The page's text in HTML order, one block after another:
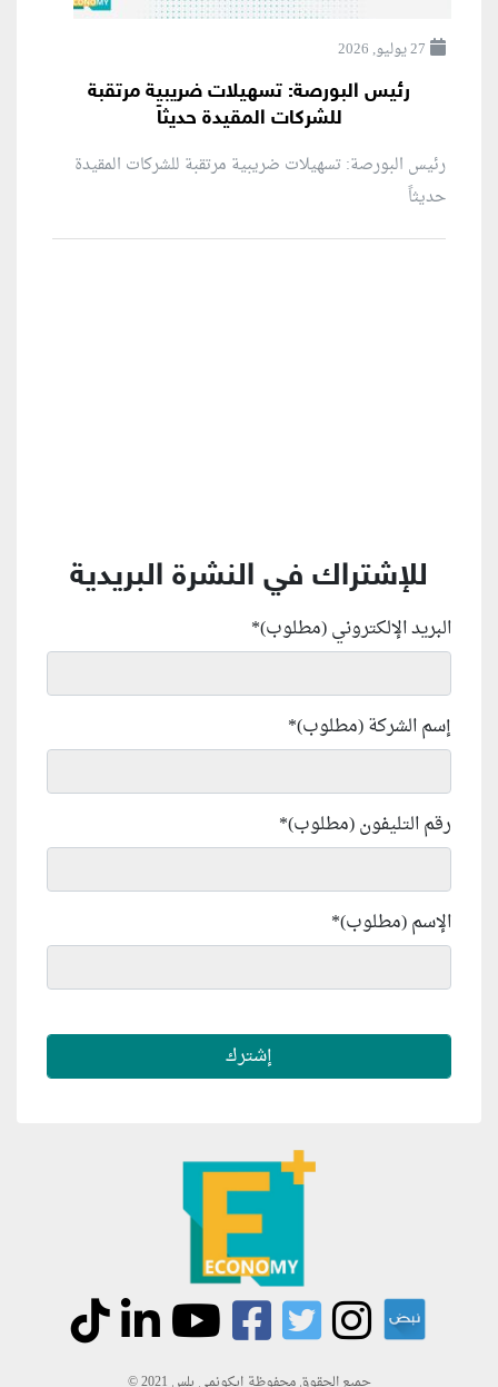
27 يوليو, 2026
رئيس البورصة: تسهيلات ضريبية مرتقبة
للشركات المقيدة حديثاً
رئيس البورصة: تسهيلات ضريبية مرتقبة للشركات المقيدة
حديثاً
للإشتراك في النشرة البريدية
البريد الإلكتروني (مطلوب)*
إسم الشركة (مطلوب)*
رقم التليفون (مطلوب)*
الإسم (مطلوب)*